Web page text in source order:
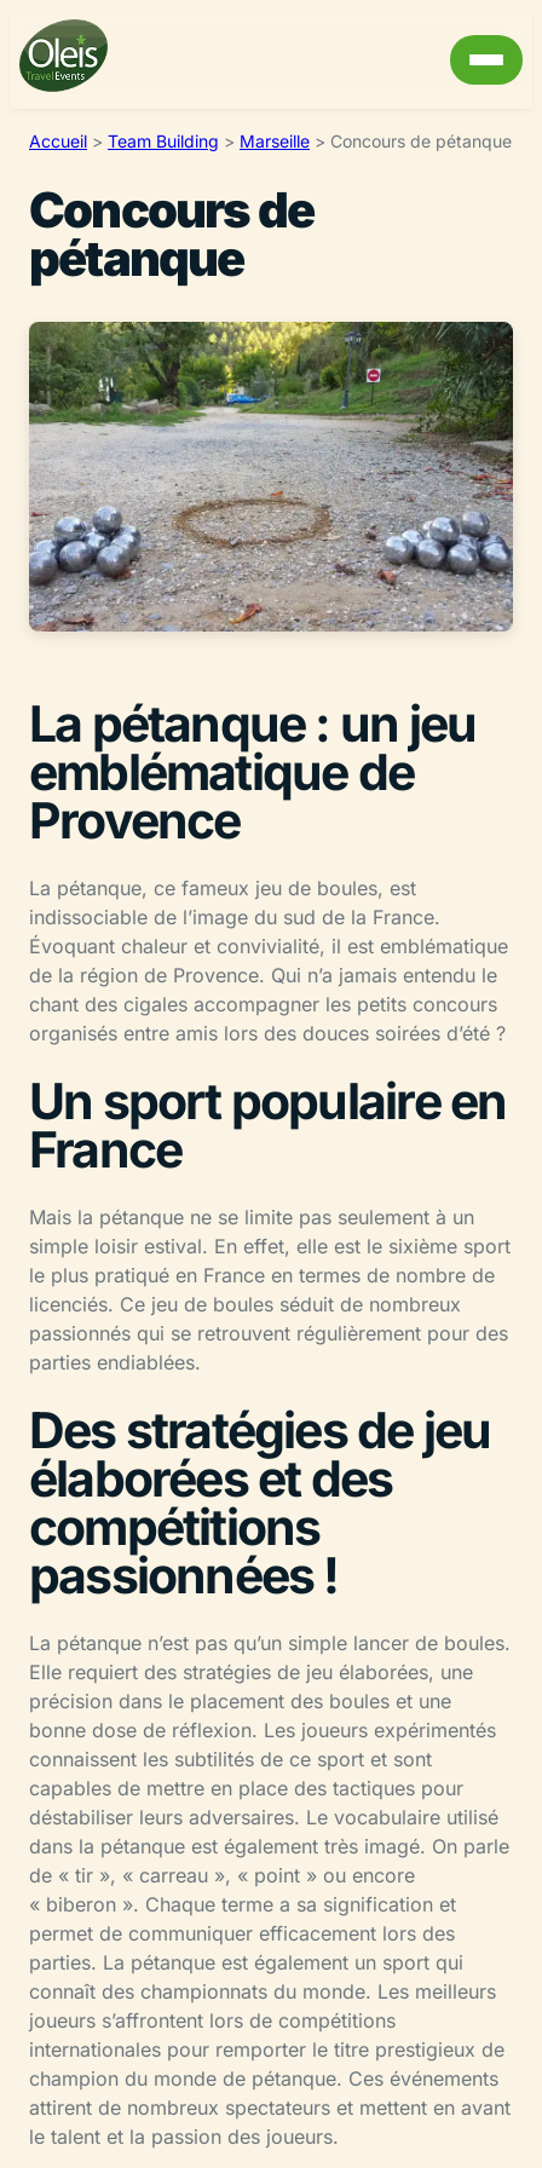
Accueil > Team Building > Marseille > Concours de pétanque
Concours de
pétanque
La pétanque : un jeu
emblématique de
Provence
La pétanque, ce fameux jeu de boules, est
indissociable de l’image du sud de la France.
Évoquant chaleur et convivialité, il est emblématique
de la région de Provence. Qui n’a jamais entendu le
chant des cigales accompagner les petits concours
organisés entre amis lors des douces soirées d’été ?
Un sport populaire en
France
Mais la pétanque ne se limite pas seulement à un
simple loisir estival. En effet, elle est le sixième sport
le plus pratiqué en France en termes de nombre de
licenciés. Ce jeu de boules séduit de nombreux
passionnés qui se retrouvent régulièrement pour des
parties endiablées.
Des stratégies de jeu
élaborées et des
compétitions
passionnées !
La pétanque n’est pas qu’un simple lancer de boules.
Elle requiert des stratégies de jeu élaborées, une
précision dans le placement des boules et une
bonne dose de réflexion. Les joueurs expérimentés
connaissent les subtilités de ce sport et sont
capables de mettre en place des tactiques pour
déstabiliser leurs adversaires. Le vocabulaire utilisé
dans la pétanque est également très imagé. On parle
de « tir », « carreau », « point » ou encore
« biberon ». Chaque terme a sa signification et
permet de communiquer efficacement lors des
parties. La pétanque est également un sport qui
connaît des championnats du monde. Les meilleurs
joueurs s’affrontent lors de compétitions
internationales pour remporter le titre prestigieux de
champion du monde de pétanque. Ces événements
attirent de nombreux spectateurs et mettent en avant
le talent et la passion des joueurs.